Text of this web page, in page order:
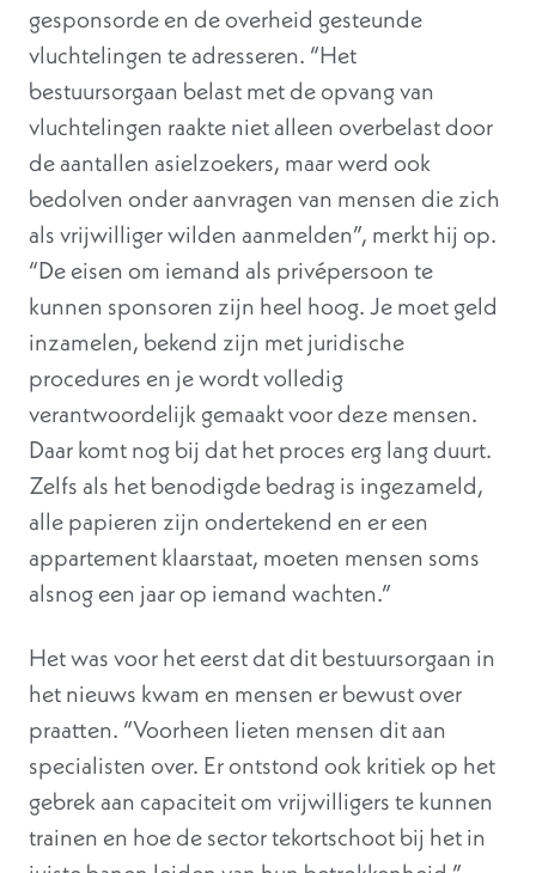
gesponsorde en de overheid gesteunde
vluchtelingen te adresseren. “Het
bestuursorgaan belast met de opvang van
vluchtelingen raakte niet alleen overbelast door
de aantallen asielzoekers, maar werd ook
bedolven onder aanvragen van mensen die zich
als vrijwilliger wilden aanmelden”, merkt hij op.
“De eisen om iemand als privépersoon te
kunnen sponsoren zijn heel hoog. Je moet geld
inzamelen, bekend zijn met juridische
procedures en je wordt volledig
verantwoordelijk gemaakt voor deze mensen.
Daar komt nog bij dat het proces erg lang duurt.
Zelfs als het benodigde bedrag is ingezameld,
alle papieren zijn ondertekend en er een
appartement klaarstaat, moeten mensen soms
alsnog een jaar op iemand wachten.”
Het was voor het eerst dat dit bestuursorgaan in
het nieuws kwam en mensen er bewust over
praatten. “Voorheen lieten mensen dit aan
specialisten over. Er ontstond ook kritiek op het
gebrek aan capaciteit om vrijwilligers te kunnen
trainen en hoe de sector tekortschoot bij het in